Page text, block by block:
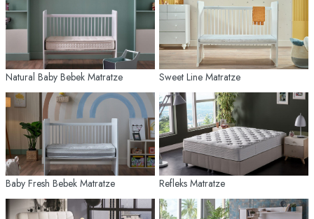
Natural Baby Bebek Matratze Sweet Line Matratze
Baby Fresh Bebek Matratze Refleks Matratze